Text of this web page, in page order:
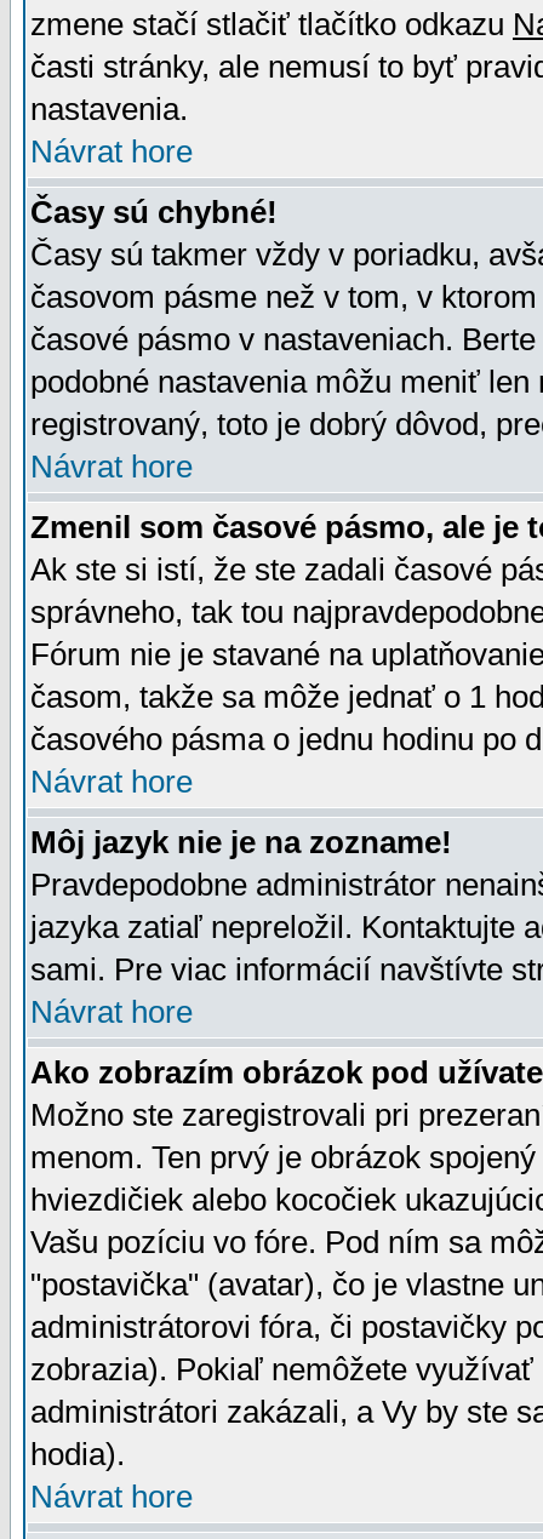
zmene stačí stlačiť tlačítko odkazu
časti stránky, ale nemusí to byť
nastavenia.
Návrat hore
Časy sú chybné!
Časy sú takmer vždy v poriadku,
časovom pásme než v tom, v
časové pásmo v nastaveniach.
podobné nastavenia môžu meniť
registrovaný, toto je dobrý dôvod,
Návrat hore
Zmenil som časové pásmo, ale je
Ak ste si istí, že ste zadali časové
správneho, tak tou
Fórum nie je stavané na
časom, takže sa môže jednať o 1
časového pásma o jednu hodinu po
Návrat hore
Môj jazyk nie je na zozname!
Pravdepodobne administrátor
jazyka zatiaľ nepreložil. Kontaktujte
sami. Pre viac informácií navštívte
Návrat hore
Ako zobrazím obrázok pod
Možno ste zaregistrovali pri
menom. Ten prvý je obrázok
hviezdičiek alebo kocočiek
Vašu pozíciu vo fóre. Pod ním sa
"postavička" (avatar), čo je vlastne
administrátorovi fóra, či postavičky
zobrazia). Pokiaľ nemôžete
administrátori zakázali, a Vy by ste
hodia).
Návrat hore